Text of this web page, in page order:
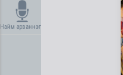
Найм арваннэг